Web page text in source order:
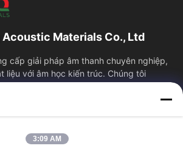
Acoustic Materials Co., Ltd
cấp giải pháp âm thanh chuyên nghiệp,
liệu với âm học kiến trúc. Chúng tôi
tiêu...
Về Chúng Tôi
3:09 AM